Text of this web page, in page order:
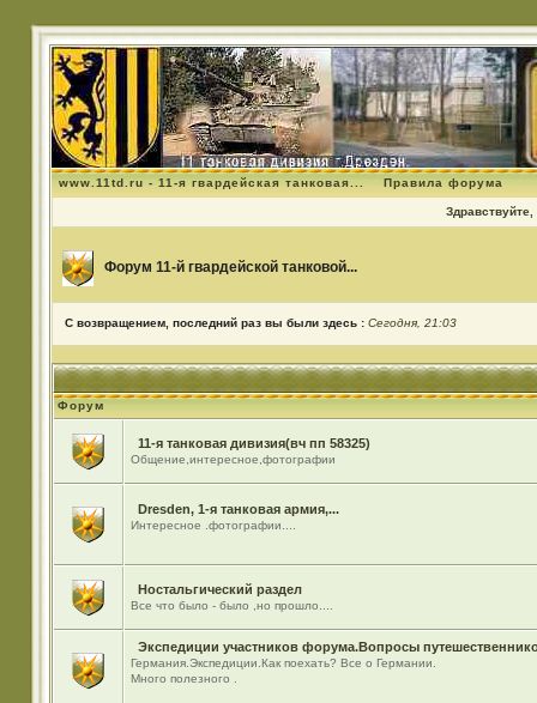
www.11td.ru - 11-я гвардейская танковая... Правила форума
Здравствуйте,
Форум 11-й гвардейской танковой...
С возвращением, последний раз вы были здесь : Сегодня, 21:03
Форум
11-я танковая дивизия(вч пп 58325)
Общение,интересное,фотографии
Dresden, 1-я танковая армия,...
Интересное .фотографии....
Ностальгический раздел
Все что было - было ,но прошло....
Экспедиции участников форума.Вопросы
Германия.Экспедиции.Как поехать? Все о Германии.
Много полезного .